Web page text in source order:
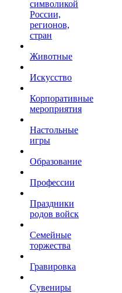
символикой
России,
регионов,
стран
Животные
Искусство
Корпоративные
мероприятия
Настольные
игры
Образование
Профессии
Праздники
родов войск
Семейные
торжества
Гравировка
Сувениры